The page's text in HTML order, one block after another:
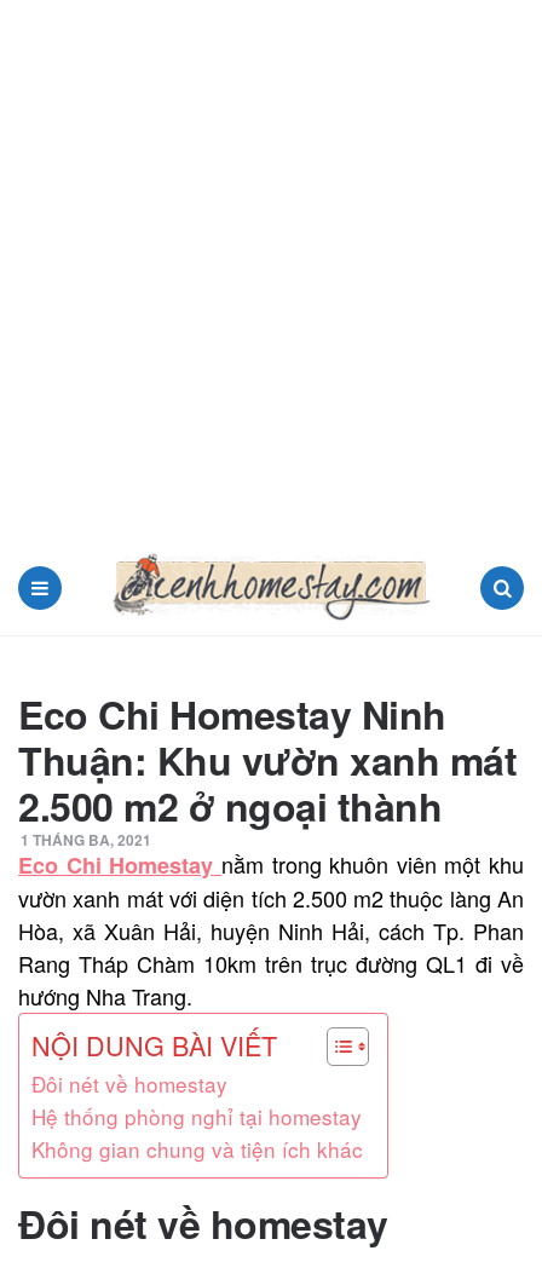
Eco Chi Homestay Ninh
Thuận: Khu vườn xanh mát
2.500 m2 ở ngoại thành
1 THÁNG BA, 2021
Eco Chi Homestay nằm trong khuôn viên một khu
vườn xanh mát với diện tích 2.500 m2 thuộc làng An
Hòa, xã Xuân Hải, huyện Ninh Hải, cách Tp. Phan
Rang Tháp Chàm 10km trên trục đường QL1 đi về
hướng Nha Trang.
NỘI DUNG BÀI VIẾT
Đôi nét về homestay
Hệ thống phòng nghỉ tại homestay
Không gian chung và tiện ích khác
Đôi nét về homestay